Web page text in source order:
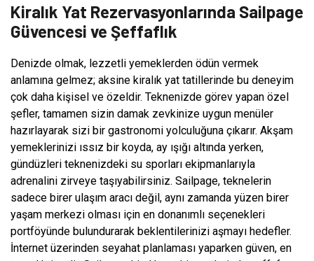
Kiralık Yat Rezervasyonlarında Sailpage
Güvencesi ve Şeffaflık
Denizde olmak, lezzetli yemeklerden ödün vermek
anlamına gelmez; aksine kiralık yat tatillerinde bu deneyim
çok daha kişisel ve özeldir. Teknenizde görev yapan özel
şefler, tamamen sizin damak zevkinize uygun menüler
hazırlayarak sizi bir gastronomi yolculuğuna çıkarır. Akşam
yemeklerinizi ıssız bir koyda, ay ışığı altında yerken,
gündüzleri teknenizdeki su sporları ekipmanlarıyla
adrenalini zirveye taşıyabilirsiniz. Sailpage, teknelerin
sadece birer ulaşım aracı değil, aynı zamanda yüzen birer
yaşam merkezi olması için en donanımlı seçenekleri
portföyünde bulundurarak beklentilerinizi aşmayı hedefler.
İnternet üzerinden seyahat planlaması yaparken güven, en